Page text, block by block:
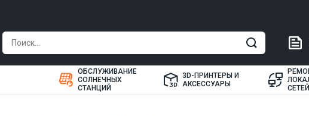
ОБСЛУЖИВАНИЕ
СОЛНЕЧНЫХ
СТАНЦИЙ
3D-ПРИНТЕРЫ И
АКСЕССУАРЫ
СЕТЕЙ